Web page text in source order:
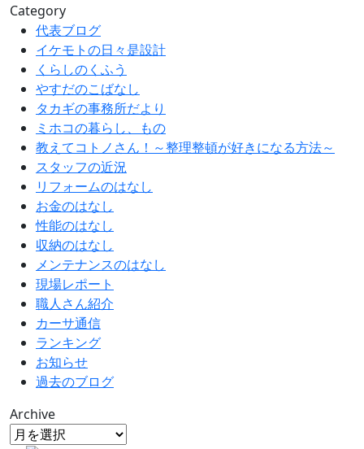
Category
代表ブログ
イケモトの日々是設計
くらしのくふう
やすだのこばなし
タカギの事務所だより
ミホコの暮らし、もの
教えてコトノさん！～整理整頓が好きになる方法～
スタッフの近況
リフォームのはなし
お金のはなし
性能のはなし
収納のはなし
メンテナンスのはなし
現場レポート
職人さん紹介
カーサ通信
ランキング
お知らせ
過去のブログ
Archive